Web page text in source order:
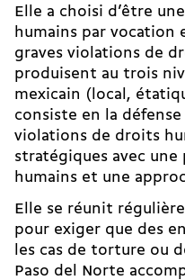
Elle a choisi d’être
humains par vocation
graves violations de
produisent au trois
mexicain (local,
consiste en la
violations de droits
stratégiques avec
humains et une
Elle se réunit
pour exiger que des
les cas de torture ou
Paso del Norte